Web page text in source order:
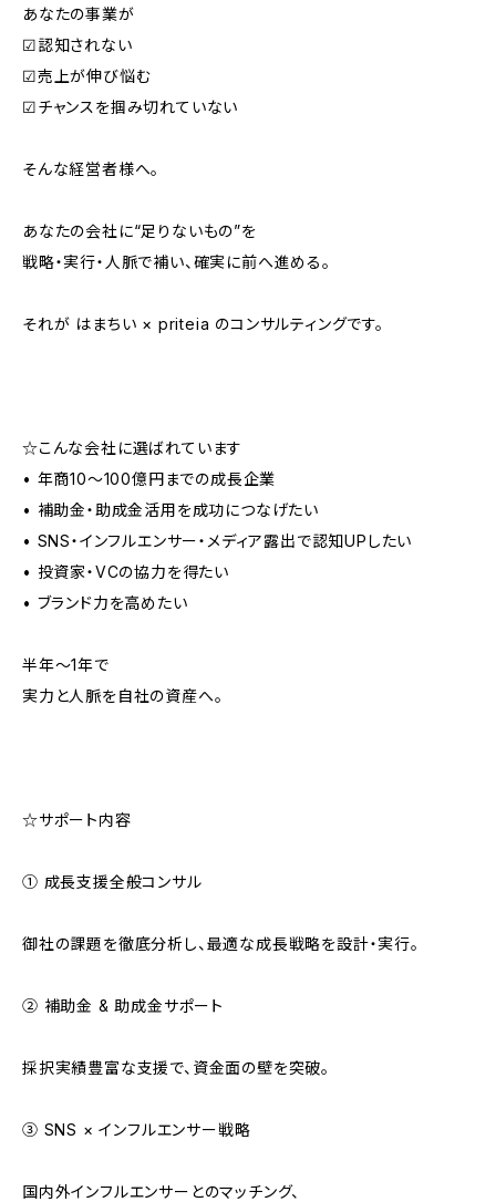
あなたの事業が
☑︎認知されない
☑︎売上が伸び悩む
☑︎チャンスを掴み切れていない
そんな経営者様へ。
あなたの会社に“足りないもの”を
戦略・実行・人脈で補い、確実に前へ進める。
それが はまちい × priteia のコンサルティングです。
☆こんな会社に選ばれています
• 年商10〜100億円までの成長企業
• 補助金・助成金活用を成功につなげたい
• SNS・インフルエンサー・メディア露出で認知UPしたい
• 投資家・VCの協力を得たい
• ブランド力を高めたい
半年〜1年で
実力と人脈を自社の資産へ。
☆サポート内容
① 成長支援全般コンサル
御社の課題を徹底分析し、最適な成長戦略を設計・実行。
② 補助金 & 助成金サポート
採択実績豊富な支援で、資金面の壁を突破。
③ SNS × インフルエンサー戦略
国内外インフルエンサーとのマッチング、